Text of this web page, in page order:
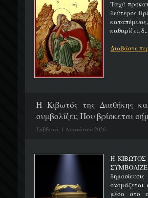
Ταχύ
δεύτερος
καθαρίζει,
Διαβάστε
H Κιβωτός της Διαθήκης
συμβολίζει; Που βρίσκεται
Σάββατο, 1 Αυγούστου 2026
Η
μέσα στο